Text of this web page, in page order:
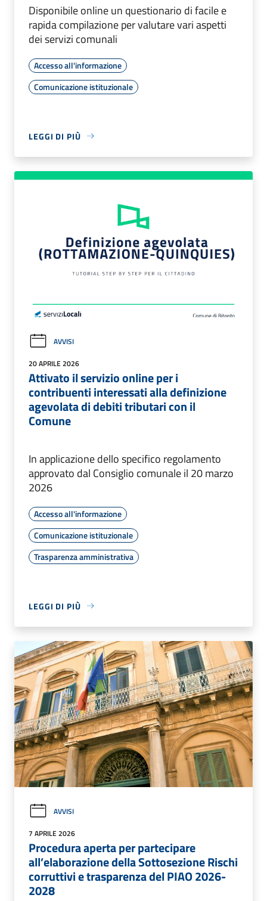
Disponibile online un questionario di facile e
rapida compilazione per valutare vari aspetti
dei servizi comunali
Accesso all'informazione
Comunicazione istituzionale
LEGGI DI PIÙ
AVVISI
20 APRILE 2026
Attivato il servizio online per i
contribuenti interessati alla definizione
agevolata di debiti tributari con il
Comune
In applicazione dello specifico regolamento
approvato dal Consiglio comunale il 20 marzo
2026
Accesso all'informazione
Comunicazione istituzionale
Trasparenza amministrativa
LEGGI DI PIÙ
AVVISI
7 APRILE 2026
Procedura aperta per partecipare
all’elaborazione della Sottosezione Rischi
corruttivi e trasparenza del PIAO 2026-
2028